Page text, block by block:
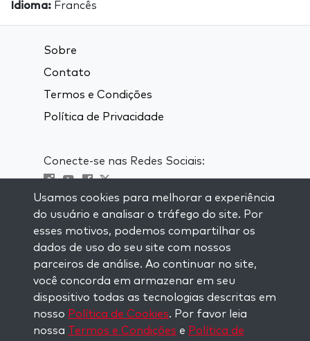
Idioma: Francês
Sobre
Contato
Termos e Condições
Política de Privacidade
Conecte-se nas Redes Sociais:
Visit kabbalah master classes
MANTENHA-SE ATUALIZADO
Se inscreva em nossa lista de email e
receba inspiração semanal entregue em
seu email.
Inscreva-se
Usamos cookies para melhorar a experiência
do usuário e analisar o tráfego do site. Por
esses motivos, podemos compartilhar os
dados de uso do seu site com nossos
parceiros de análise. Ao continuar no site,
você concorda em armazenar em seu
dispositivo todas as tecnologias descritas em
nosso Política de Cookies. Por favor leia
nossa Termos e Condições e Política de